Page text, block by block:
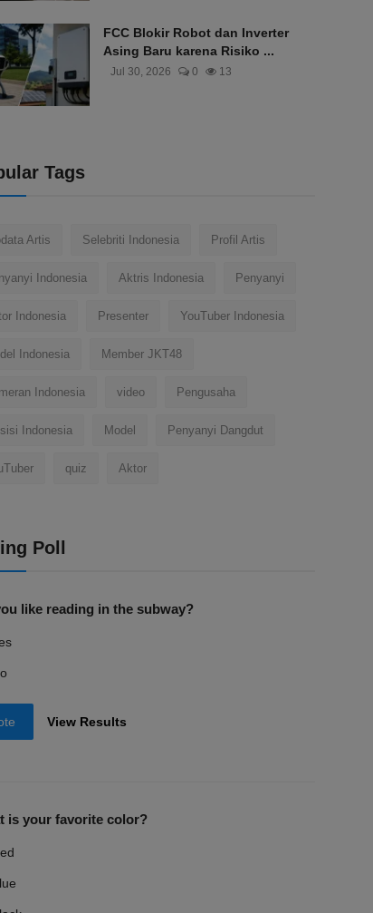
FCC Blokir Robot dan Inverter
Asing Baru karena Risiko ...
Jul 30, 2026 0 13
Tags
Artis Selebriti Indonesia Profil Artis
Indonesia Aktris Indonesia Penyanyi
Indonesia Presenter YouTuber Indonesia
Indonesia Member JKT48
Indonesia video Pengusaha
Indonesia Model Penyanyi Dangdut
quiz Aktor
Poll
like reading in the subway?
View Results
is your favorite color?